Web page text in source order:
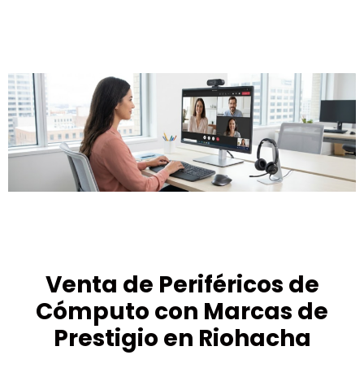
Venta de Periféricos de
Cómputo con Marcas de
Prestigio en Riohacha